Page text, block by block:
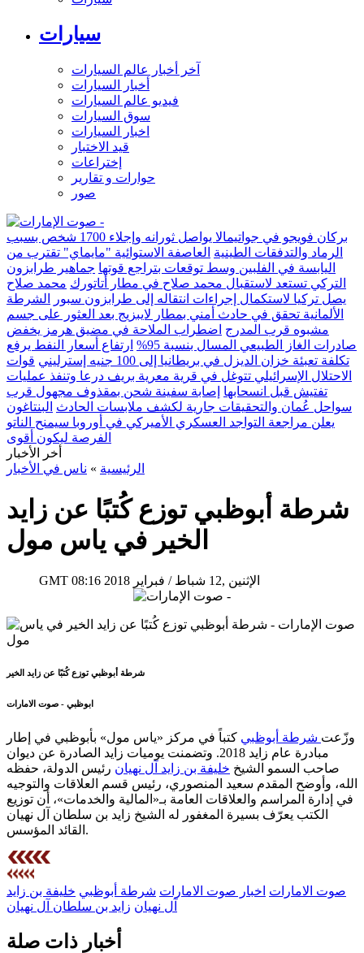
سيارات
آخر أخبار عالم السيارات
أخبار السيارات
فيديو عالم السيارات
سوق السيارات
اخبار السيارات
قيد الاختبار
إختراعات
حوارات و تقارير
صور
بركان فويجو في جواتيمالا يواصل ثورانه وإجلاء 1700 شخص بسبب
الرماد والتدفقات الطينية العاصفة الاستوائية "مايماي" تقترب من
اليابسة في الفلبين وسط توقعات بتراجع قوتها جماهير طرابزون
التركي تستعد لاستقبال محمد صلاح في مطار أتاتورك محمد صلاح
يصل تركيا لاستكمال إجراءات انتقاله إلى طرابزون سبور
الشرطة
الألمانية تحقق في حادث أمني بمطار لايبزيج بعد العثور على جسم
مشبوه قرب المدرج اضطراب الملاحة في مضيق هرمز يخفض
صادرات الغاز الطبيعي المسال بنسبة 95%
ارتفاع أسعار النفط يرفع
تكلفة تعبئة خزان الديزل في بريطانيا إلى 100 جنيه إسترليني
قوات
الاحتلال الإسرائيلي تتوغل في قرية معرية بريف درعا وتنفذ عمليات
تفتيش قبل انسحابها إصابة سفينة شحن بمقذوف مجهول قرب
سواحل عُمان والتحقيقات جارية لكشف ملابسات الحادث البنتاغون
يعلن مراجعة التواجد العسكري الأميركي في أوروبا سيمنح الناتو
الفرصة ليكون أقوى
أخر الأخبار
الرئيسية » ناس في الأخبار
شرطة أبوظبي توزع كُتبًا عن زايد
الخير في ياس مول
GMT 08:16 2018 الإثنين ,12 شباط / فبراير
شرطة أبوظبي توزع كُتبًا عن زايد الخير
ابوظبي - صوت الامارات
وزّعت شرطة أبوظبي كتباً في مركز «ياس مول» بأبوظبي في إطار
مبادرة عام زايد 2018. وتضمنت يوميات زايد الصادرة عن ديوان
صاحب السمو الشيخ خليفة بن زايد آل نهيان رئيس الدولة، حفظه
الله، وأوضح المقدم سعيد المنصوري، رئيس قسم العلاقات والتوجيه
في إدارة المراسم والعلاقات العامة بـ«المالية والخدمات»، أن توزيع
الكتب يعرّف بسيرة المغفور له الشيخ زايد بن سلطان آل نهيان
القائد المؤسس.
صوت الامارات اخبار صوت الامارات شرطة أبوظبي خليفة بن زايد
آل نهيان زايد بن سلطان آل نهيان
أخبار ذات صلة